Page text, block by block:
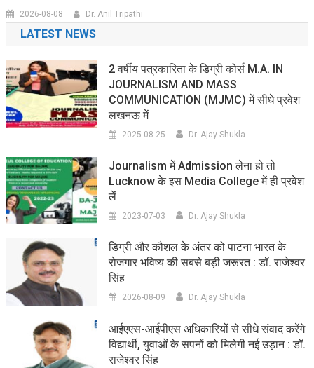
2026-08-08 Dr. Anil Tripathi
LATEST NEWS
2 वर्षीय पत्रकारिता के डिग्री कोर्स M.A. IN
JOURNALISM AND MASS
COMMUNICATION (MJMC) में सीधे प्रवेश
लखनऊ में
2025-08-25 Dr. Ajay Shukla
Journalism में Admission लेना हो तो
Lucknow के इस Media College में ही प्रवेश
लें
2023-07-03 Dr. Ajay Shukla
डिग्री और कौशल के अंतर को पाटना भारत के
रोजगार भविष्य की सबसे बड़ी जरूरत : डॉ. राजेश्वर
सिंह
2026-08-09 Dr. Ajay Shukla
आईएएस-आईपीएस अधिकारियों से सीधे संवाद करेंगे
विद्यार्थी, युवाओं के सपनों को मिलेगी नई उड़ान : डॉ.
राजेश्वर सिंह